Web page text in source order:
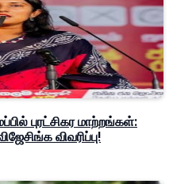
புரட்சிகர மாற்றங்கள்:
விவரிப்பு!